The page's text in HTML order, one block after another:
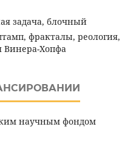
задача, блочный
фракталы, реология,
Винера-Хопфа
научным фондом